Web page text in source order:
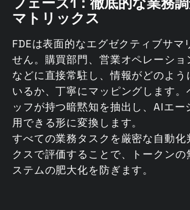
マトリックス
FDEは表面的なエグゼクティブサマ
せん。購買部門、営業オペレーショ
などに直接常駐し、情報がどのよう
いるか、丁寧にマッピングします。
ッフが持つ暗黙知を抽出し、AIエー
用できる形に変換します。
すべての業務タスクを厳密な自動化
クスで評価することで、トークンの
ステムの肥大化を防ぎます。